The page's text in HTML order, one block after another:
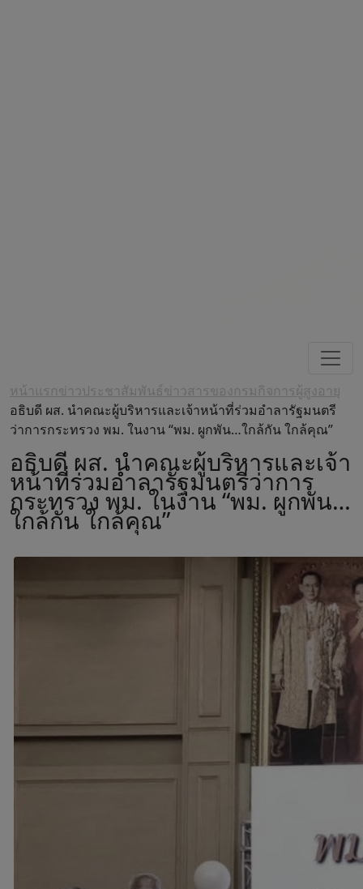
หน้าแรกข่าวประชาสัมพันธ์ข่าวสารของกรมกิจการผู้สูงอายุ
อธิบดี ผส. นำคณะผู้บริหารและเจ้าหน้าที่ร่วมอำลารัฐมนตรี
ว่าการกระทรวง พม. ในงาน “พม. ผูกพัน…ใกล้กัน ใกล้คุณ”
อธิบดี ผส. นำคณะผู้บริหารและเจ้า
หน้าที่ร่วมอำลารัฐมนตรีว่าการ
กระทรวง พม. ในงาน “พม. ผูกพัน…
ใกล้กัน ใกล้คุณ”